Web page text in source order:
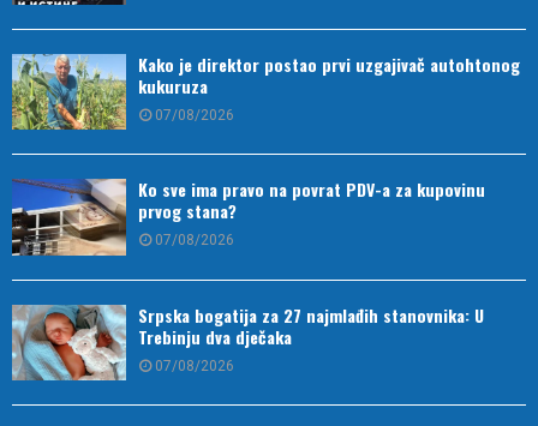
Kako je direktor postao prvi uzgajivač autohtonog
kukuruza
07/08/2026
Ko sve ima pravo na povrat PDV-a za kupovinu
prvog stana?
07/08/2026
Srpska bogatija za 27 najmlađih stanovnika: U
Trebinju dva dječaka
07/08/2026